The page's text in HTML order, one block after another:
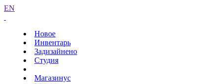
EN
Новое
Инвентарь
Задизайнено
Студия
Магазинус